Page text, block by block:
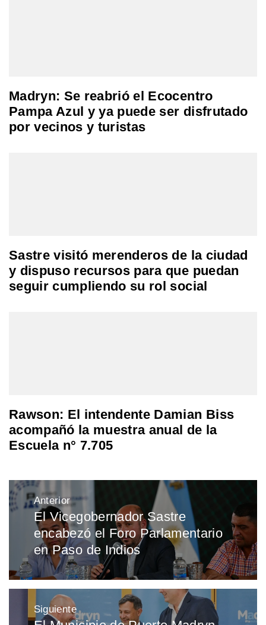
Madryn: Se reabrió el Ecocentro
Pampa Azul y ya puede ser disfrutado
por vecinos y turistas
Sastre visitó merenderos de la ciudad
y dispuso recursos para que puedan
seguir cumpliendo su rol social
Rawson: El intendente Damian Biss
acompañó la muestra anual de la
Escuela n° 7.705
Navegación
de
entradas
Anterior
Entrada
anterior:
El Vicegobernador Sastre
encabezó el Foro Parlamentario
en Paso de Indios
Siguiente